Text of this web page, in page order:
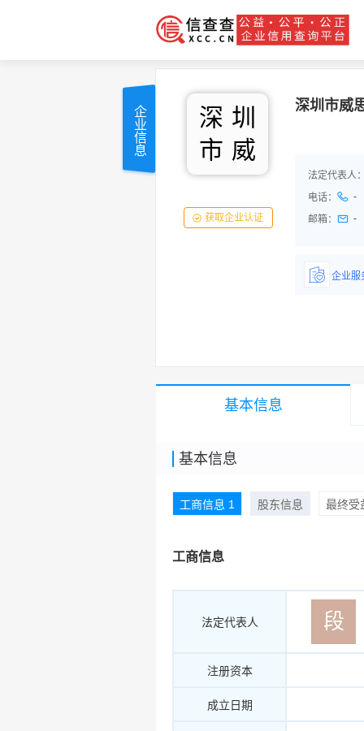
深 圳
市 威
获取企业认证
深圳市威
法定代表人
电话：
-
邮箱： -
企业服
企业信息
基本信息
基本信息
工商信息 1 股东信息 最终受
工商信息
法定代表人 段
注册资本
成立日期